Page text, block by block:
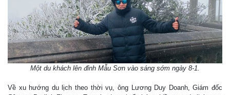
Một du khách lên đỉnh Mẫu Sơn vào sáng sớm ngày 8-1.
Về xu hướng du lịch theo thời vụ, ông Lương Duy Doanh, Giám đốc